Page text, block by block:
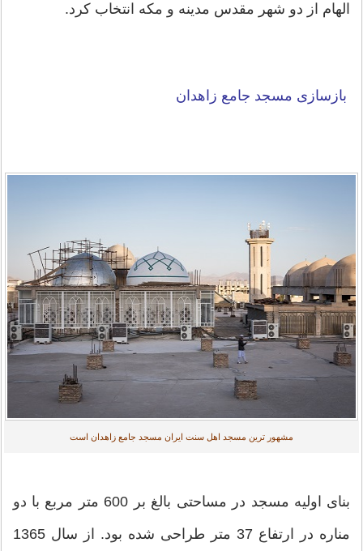
الهام از دو شهر مقدس مدینه و مکه انتخاب کرد.
بازسازی مسجد جامع زاهدان
مشهور ترین مسجد اهل سنت ایران مسجد جامع زاهدان است
بنای اولیه مسجد در مساحتی بالغ بر 600 متر مربع با دو
مناره در ارتفاع 37 متر طراحی شده بود. از سال 1365